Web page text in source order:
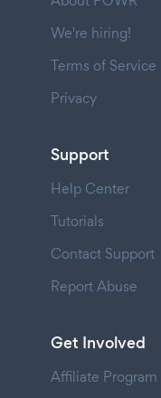
We're hiring!
Terms of Service
Privacy
Support
Help Center
Tutorials
Contact Support
Report Abuse
Get Involved
Affiliate Program